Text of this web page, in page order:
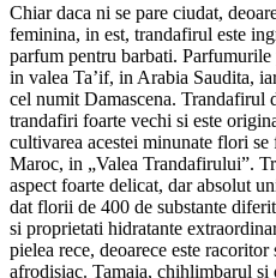
Chiar daca ni se pare ciudat,
feminina, in est, trandafirul este
parfum pentru barbati.
in valea Ta’if, in Arabia Saudita,
cel numit Damascena. Trandafirul
trandafiri foarte vechi si este
cultivarea acestei minunate flori
Maroc, in „Valea Trandafirului”.
aspect foarte delicat, dar absolut
dat florii de 400 de substante
si proprietati hidratante
pielea rece, deoarece este racoritor
afrodisiac. Tamaia, chihlimbarul si